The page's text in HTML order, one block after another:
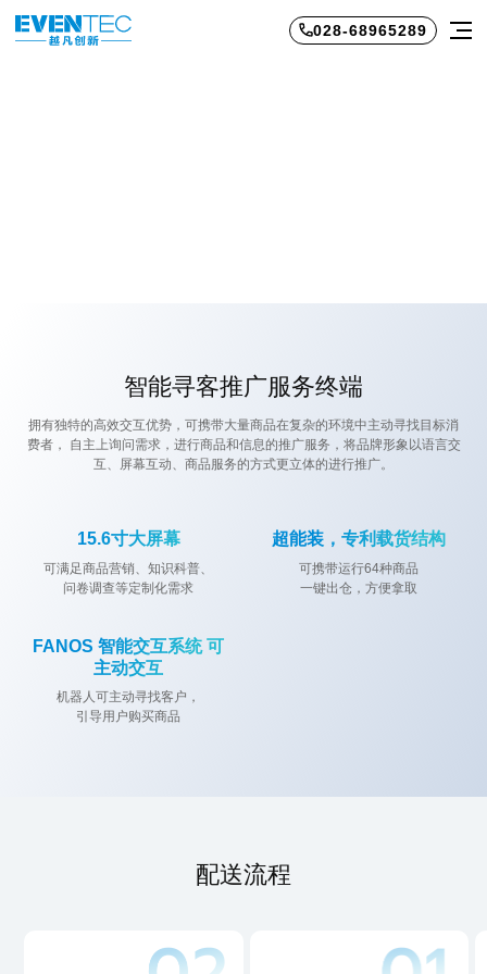
区配送机
器人
体配送机
器人
零售分拣
体化系统
慧零售机
器人
机器人
机器人+商业社区
机器人+住宅 机器人+医院
028-68965289
智能寻客推广服务终端
拥有独特的高效交互优势，可携带大量商品在复杂的环境中主动寻找目标消
费者， 自主上询问需求，进行商品和信息的推广服务，将品牌形象以语言交
互、屏幕互动、商品服务的方式更立体的进行推广。
15.6寸大屏幕
可满足商品营销、知识科普、
问卷调查等定制化需求
超能装，专利载货结构
可携带运行64种商品
一键出仓，方便拿取
FANOS 智能交互系统 可
主动交互
机器人可主动寻找客户，
引导用户购买商品
配送流程